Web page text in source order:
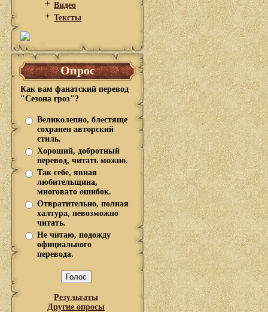
Видео
Тексты
Опрос
Как вам фанатский перевод
"Сезона гроз"?
Великолепно, блестяще
сохранен авторский
стиль.
Хороший, добротный
перевод, читать можно.
Так себе, явная
любительщина,
многовато ошибок.
Отвратительно, полная
халтура, невозможно
читать.
Не читаю, подожду
официального
перевода.
Результаты
Другие опросы